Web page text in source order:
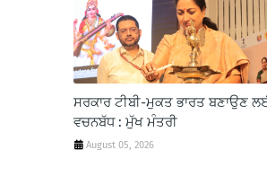
ਸਰਕਾਰ ਟੀਬੀ-ਮੁਕਤ ਭਾਰਤ ਬਣਾਉਣ
ਵਚਨਬੱਧ : ਮੁੱਖ ਮੰਤਰੀ
August 05, 2026